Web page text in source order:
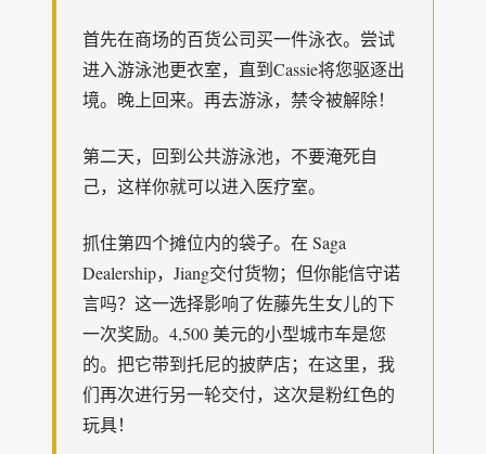
首先在商场的百货公司买一件泳衣。尝试
进入游泳池更衣室，直到Cassie将您驱逐出
境。晚上回来。再去游泳，禁令被解除！
第二天，回到公共游泳池，不要淹死自
己，这样你就可以进入医疗室。
抓住第四个摊位内的袋子。在 Saga
Dealership，Jiang交付货物；但你能信守诺
言吗？这一选择影响了佐藤先生女儿的下
一次奖励。4,500 美元的小型城市车是您
的。把它带到托尼的披萨店；在这里，我
们再次进行另一轮交付，这次是粉红色的
玩具！